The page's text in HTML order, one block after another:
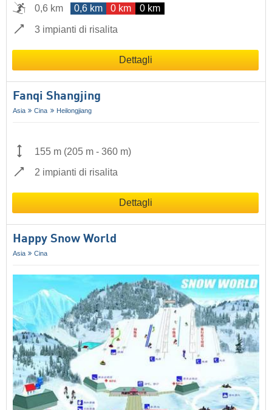
0,6 km
0,6 km 0 km 0 km
3 impianti di risalita
Dettagli
Fanqi Shangjing
Asia Cina Heilongjiang
155 m (205 m - 360 m)
2 impianti di risalita
Dettagli
Happy Snow World
Asia Cina